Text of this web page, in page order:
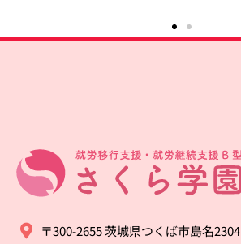
〒300-2655 茨城県つくば市島名2304